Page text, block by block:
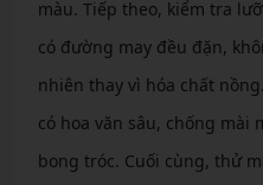
màu. Tiếp theo, kiểm tra
có đường may đều đặn,
nhiên thay vì hóa chất
có hoa văn sâu, chống mài
bong tróc. Cuối cùng, thử